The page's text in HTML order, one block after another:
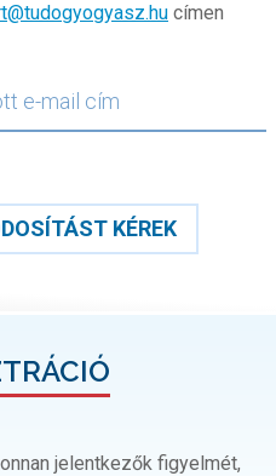
címen
KÉREK
jelentkezők figyelmét,